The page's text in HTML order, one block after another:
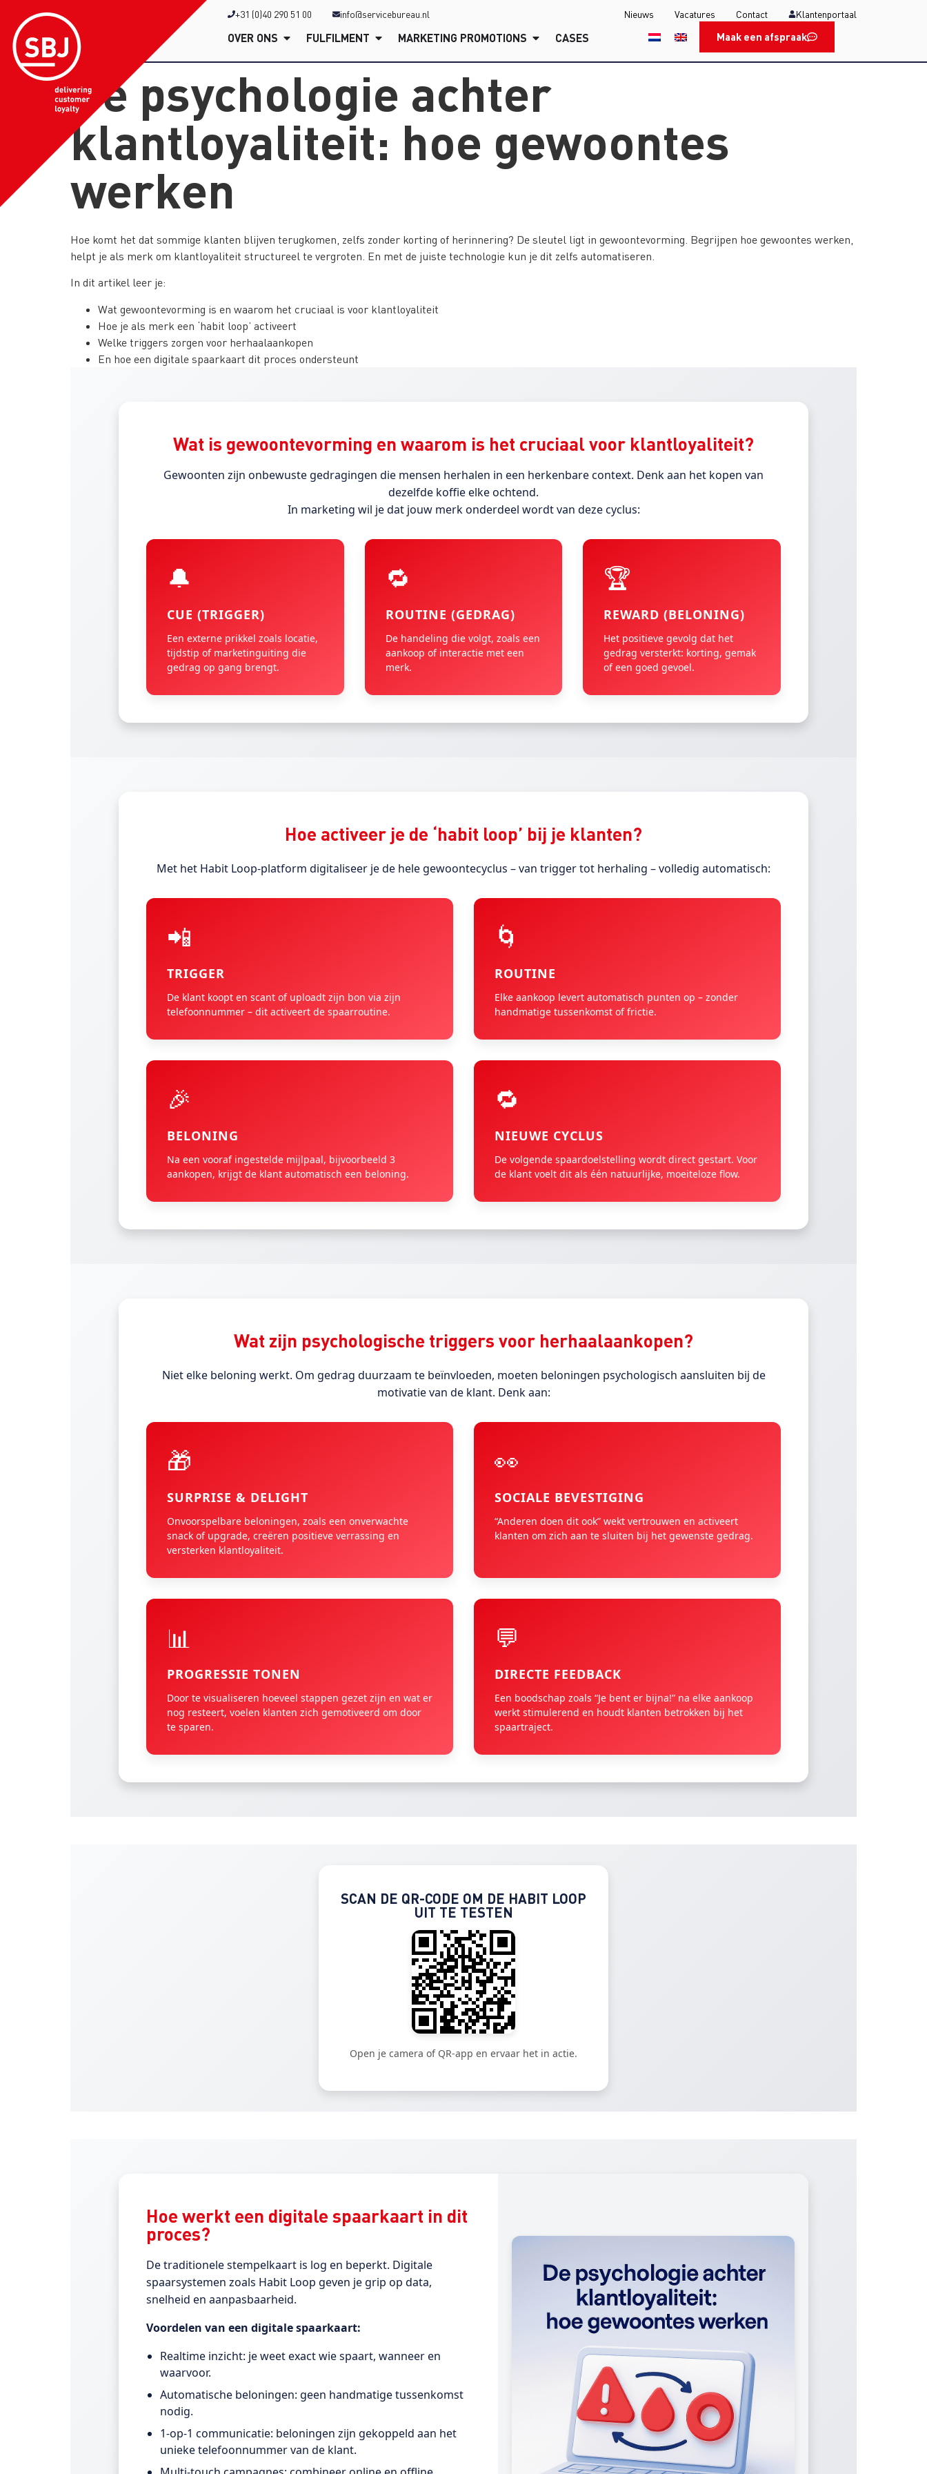
+31 (0)40 290 51 00 info@servicebureau.nl Nieuws Vacatures Contact Klantenportaal
OVER ONS FULFILMENT MARKETING PROMOTIONS CASES Maak een afspraak
De psychologie achter
klantloyaliteit: hoe gewoontes
werken
Hoe komt het dat sommige klanten blijven terugkomen, zelfs zonder korting of herinnering? De sleutel ligt in gewoontevorming. Begrijpen hoe gewoontes werken,
helpt je als merk om klantloyaliteit structureel te vergroten. En met de juiste technologie kun je dit zelfs automatiseren.
In dit artikel leer je:
Wat gewoontevorming is en waarom het cruciaal is voor klantloyaliteit
Hoe je als merk een ‘habit loop’ activeert
Welke triggers zorgen voor herhaalaankopen
En hoe een digitale spaarkaart dit proces ondersteunt
Wat is gewoontevorming en waarom is het cruciaal voor klantloyaliteit?
Gewoonten zijn onbewuste gedragingen die mensen herhalen in een herkenbare context. Denk aan het kopen van
dezelfde koffie elke ochtend.
In marketing wil je dat jouw merk onderdeel wordt van deze cyclus:
🔔
CUE (TRIGGER)
Een externe prikkel zoals locatie,
tijdstip of marketinguiting die
gedrag op gang brengt.
🔁
ROUTINE (GEDRAG)
De handeling die volgt, zoals een
aankoop of interactie met een
merk.
🏆
REWARD (BELONING)
Het positieve gevolg dat het
gedrag versterkt: korting, gemak
of een goed gevoel.
Hoe activeer je de ‘habit loop’ bij je klanten?
Met het Habit Loop-platform digitaliseer je de hele gewoontecyclus – van trigger tot herhaling – volledig automatisch:
📲
TRIGGER
De klant koopt en scant of uploadt zijn bon via zijn
telefoonnummer – dit activeert de spaarroutine.
🌀
ROUTINE
Elke aankoop levert automatisch punten op – zonder
handmatige tussenkomst of frictie.
🎉
BELONING
Na een vooraf ingestelde mijlpaal, bijvoorbeeld 3
aankopen, krijgt de klant automatisch een beloning.
🔁
NIEUWE CYCLUS
De volgende spaardoelstelling wordt direct gestart. Voor
de klant voelt dit als één natuurlijke, moeiteloze flow.
Wat zijn psychologische triggers voor herhaalaankopen?
Niet elke beloning werkt. Om gedrag duurzaam te beïnvloeden, moeten beloningen psychologisch aansluiten bij de
motivatie van de klant. Denk aan:
🎁
SURPRISE & DELIGHT
Onvoorspelbare beloningen, zoals een onverwachte
snack of upgrade, creëren positieve verrassing en
versterken klantloyaliteit.
👀
SOCIALE BEVESTIGING
“Anderen doen dit ook” wekt vertrouwen en activeert
klanten om zich aan te sluiten bij het gewenste gedrag.
📊
PROGRESSIE TONEN
Door te visualiseren hoeveel stappen gezet zijn en wat er
nog resteert, voelen klanten zich gemotiveerd om door
te sparen.
💬
DIRECTE FEEDBACK
Een boodschap zoals “Je bent er bijna!” na elke aankoop
werkt stimulerend en houdt klanten betrokken bij het
spaartraject.
SCAN DE QR-CODE OM DE HABIT LOOP
UIT TE TESTEN
Open je camera of QR-app en ervaar het in actie.
Hoe werkt een digitale spaarkaart in dit
proces?
De traditionele stempelkaart is log en beperkt. Digitale
spaarsystemen zoals Habit Loop geven je grip op data,
snelheid en aanpasbaarheid.
Voordelen van een digitale spaarkaart:
Realtime inzicht: je weet exact wie spaart, wanneer en
waarvoor.
Automatische beloningen: geen handmatige tussenkomst
nodig.
1-op-1 communicatie: beloningen zijn gekoppeld aan het
unieke telefoonnummer van de klant.